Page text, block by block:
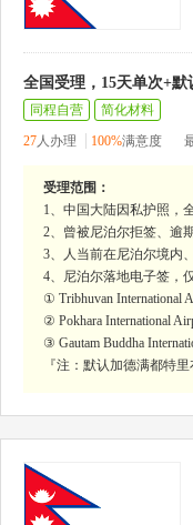
全国受理，15天单次+
同程自营
简化材料
27人办理 100%满意度
受理范围：
1、中国大陆因私护照，
2、曾被尼泊尔拒签、逾
3、人当前在尼泊尔境内
4、尼泊尔落地电子签，
① Tribhuvan
② Pokhara International
③ Gautam Buddha
『注：默认加德满都特